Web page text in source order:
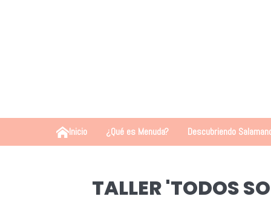
Inicio ¿Qué es Menuda? Descubriendo
TALLER 'TODOS